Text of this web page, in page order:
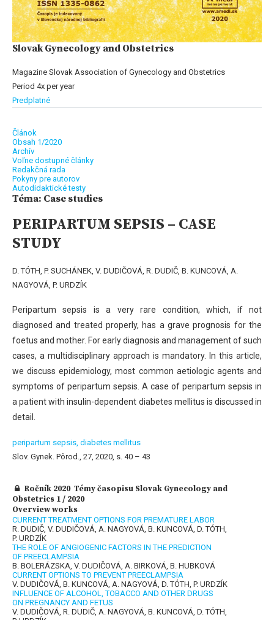
Slovak Gynecology and Obstetrics
Magazine Slovak Association of Gynecology and Obstetrics
Period 4x per year
Predplatné
Článok
Obsah 1/2020
Archív
Voľne dostupné články
Redakčná rada
Pokyny pre autorov
Autodidaktické testy
Téma: Case studies
PERIPARTUM SEPSIS – CASE
STUDY
D. TÓTH, P. SUCHÁNEK, V. DUDIČOVÁ, R. DUDIČ, B. KUNCOVÁ, A.
NAGYOVÁ, P. URDZÍK
Peripartum sepsis is a very rare condition, which, if not
diagnosed and treated properly, has a grave prognosis for the
foetus and mother. For early diagnosis and management of such
cases, a multidisciplinary approach is mandatory. In this article,
we discuss epidemiology, most common aetiologic agents and
symptoms of peripartum sepsis. A case of peripartum sepsis in
a patient with insulin-dependent diabetes mellitus is discussed in
detail.
peripartum sepsis, diabetes mellitus
Slov. Gynek. Pôrod., 27, 2020, s. 40 – 43
Ročník 2020 Témy časopisu Slovak Gynecology and
Obstetrics 1 / 2020
Overview works
CURRENT TREATMENT OPTIONS FOR PREMATURE LABOR
R. DUDIČ, V. DUDIČOVÁ, A. NAGYOVÁ, B. KUNCOVÁ, D. TÓTH,
P. URDZÍK
THE ROLE OF ANGIOGENIC FACTORS IN THE PREDICTION
OF PREECLAMPSIA
B. BOLERÁZSKA, V. DUDIČOVÁ, A. BIRKOVÁ, B. HUBKOVÁ
CURRENT OPTIONS TO PREVENT PREECLAMPSIA
V. DUDIČOVÁ, B. KUNCOVÁ, A. NAGYOVÁ, D. TÓTH, P. URDZÍK
INFLUENCE OF ALCOHOL, TOBACCO AND OTHER DRUGS
ON PREGNANCY AND FETUS
V. DUDIČOVÁ, R. DUDIČ, A. NAGYOVÁ, B. KUNCOVÁ, D. TÓTH,